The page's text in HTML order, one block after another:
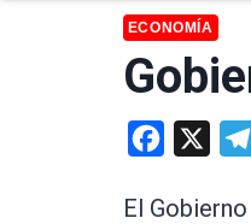
ECONOMÍA
Facebook
El